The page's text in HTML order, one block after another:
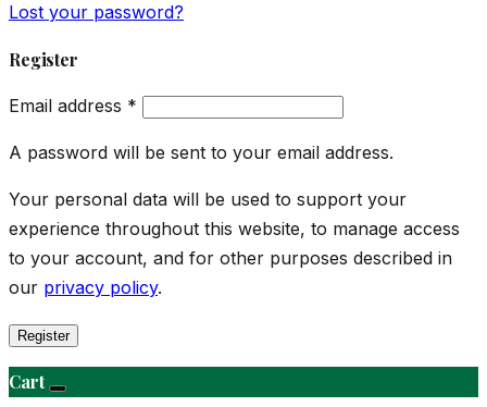
Lost your password?
Register
Email address *
A password will be sent to your email address.
Your personal data will be used to support your
experience throughout this website, to manage access
to your account, and for other purposes described in
our privacy policy.
Register
Cart